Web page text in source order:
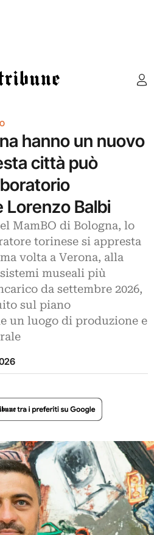
hanno un nuovo
città può
Lorenzo Balbi
MamBO di Bologna, lo
torinese si appresta
volta a Verona, alla
museali più
da settembre 2026,
sul piano
un luogo di produzione e